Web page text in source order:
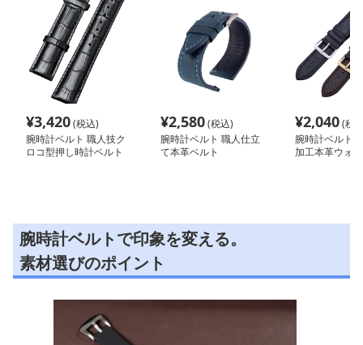
¥3,420(税込)
腕時計ベルト 職人技ク
ロコ型押し時計ベルト
¥2,580(税込)
腕時計ベルト 職人仕立
て本革ベルト
¥2,040(税
腕時計ベルト
加工本革ウォ
腕時計ベルトで印象を変える。
素材選びのポイント